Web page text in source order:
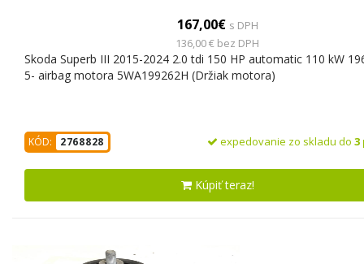
167,00€ s DPH
136,00 € bez DPH
Skoda Superb III 2015-2024 2.0 tdi 150 HP automatic 110 kW
5- airbag motora 5WA199262H (Držiak motora)
KÓD: 2768828 expedovanie zo skladu do 3
Kúpiť teraz!